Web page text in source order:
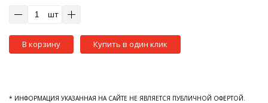
шт
В корзину Купить в один клик
* ИНФОРМАЦИЯ УКАЗАННАЯ НА САЙТЕ НЕ ЯВЛЯЕТСЯ ПУБЛИЧНОЙ ОФЕРТОЙ.